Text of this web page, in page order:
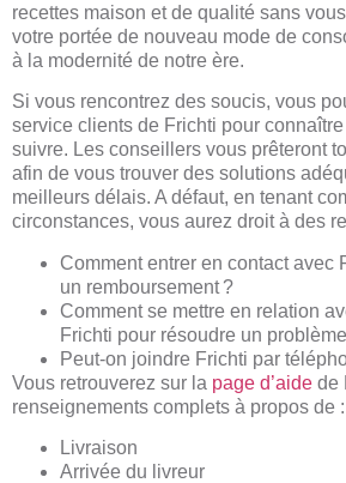
recettes maison et de qualité sans
votre portée de nouveau mode de
à la modernité de notre ère.
Si vous rencontrez des soucis, vous
service clients de Frichti pour
suivre. Les conseillers vous prêteront
afin de vous trouver des solutions
meilleurs délais. A défaut, en tenant
circonstances, vous aurez droit à des
Comment entrer en contact avec
un remboursement ?
Comment se mettre en relation
Frichti pour résoudre un
Peut-on joindre Frichti par
Vous retrouverez sur la page d’aide de
renseignements complets à propos de :
Livraison
Arrivée du livreur